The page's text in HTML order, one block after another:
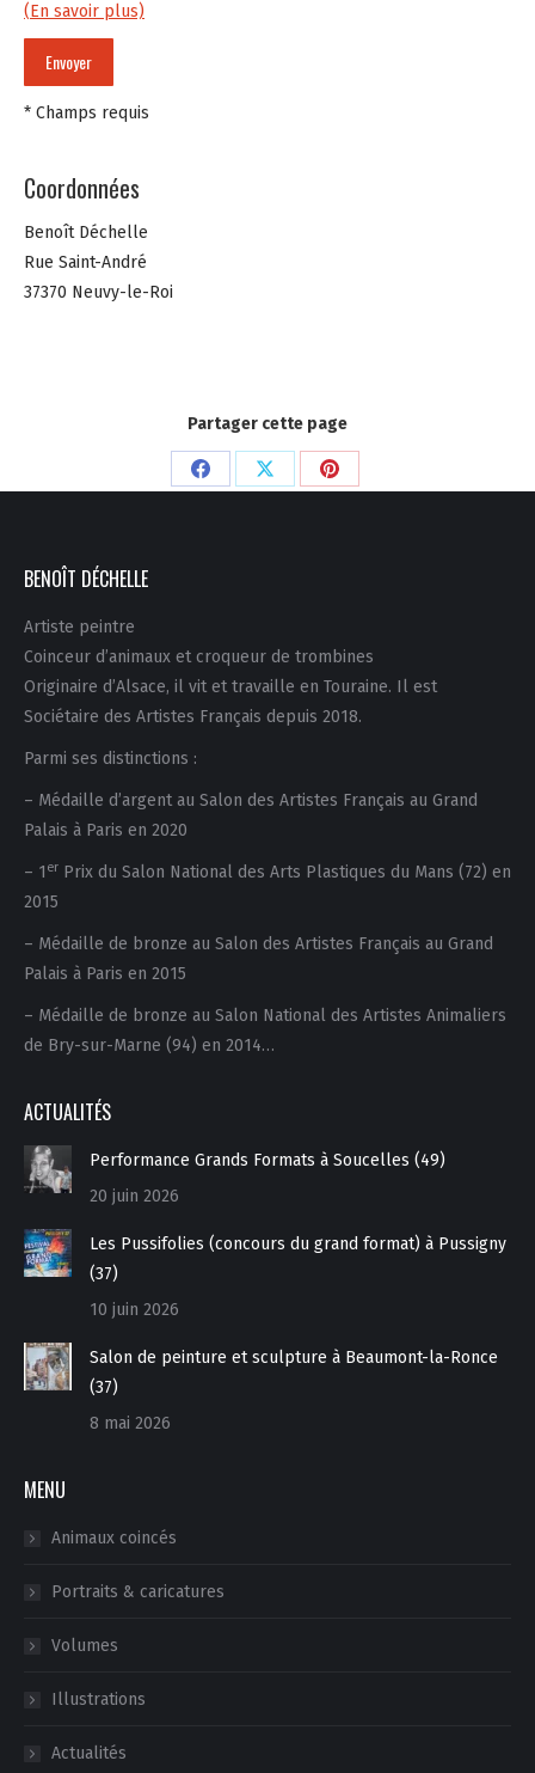
(En savoir plus)
* Champs requis
Coordonnées
Benoît Déchelle
Rue Saint-André
37370 Neuvy-le-Roi
Partager cette page
PartagerPartagerPartager
BENOÎT DÉCHELLE
Artiste peintre
Coinceur d’animaux et croqueur de trombines
Originaire d’Alsace, il vit et travaille en Touraine. Il est
Sociétaire des Artistes Français depuis 2018.
Parmi ses distinctions :
– Médaille d’argent au Salon des Artistes Français au Grand
Palais à Paris en 2020
– 1 er Prix du Salon National des Arts Plastiques du Mans (72) en
2015
– Médaille de bronze au Salon des Artistes Français au Grand
Palais à Paris en 2015
– Médaille de bronze au Salon National des Artistes Animaliers
de Bry-sur-Marne (94) en 2014…
ACTUALITÉS
Performance Grands Formats à Soucelles (49)
20 juin 2026
Les Pussifolies (concours du grand format) à Pussigny
(37)
10 juin 2026
Salon de peinture et sculpture à Beaumont-la-Ronce
(37)
8 mai 2026
MENU
Animaux coincés
Portraits & caricatures
Volumes
Illustrations
Actualités